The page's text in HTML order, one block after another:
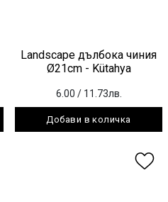
Landscape дълбока чиния
Ø21cm - Kütahya
6.00 / 11.73лв.
Добави в количка